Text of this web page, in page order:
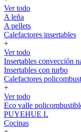
Ver todo
A leña
A pellets
Calefactores insertables
+
Ver todo
Insertables convección
Insertables con turbo
Calefactores
+
Ver todo
Eco valle
PUYEHUE L
Cocinas